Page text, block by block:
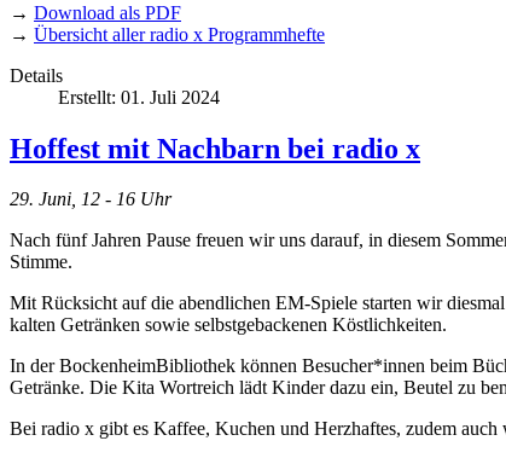
→ Download als PDF
→ Übersicht aller radio x Programmhefte
Details
Erstellt: 01. Juli 2024
Hoffest mit Nachbarn bei radio x
29. Juni, 12 - 16 Uhr
Nach fünf Jahren Pause freuen wir uns darauf, in diesem
Stimme.
Mit Rücksicht auf die abendlichen EM-Spiele starten wir
kalten Getränken sowie selbstgebackenen Köstlichkeiten.
In der BockenheimBibliothek können Besucher*innen beim
Getränke. Die Kita Wortreich lädt Kinder dazu ein, Beutel zu
Bei radio x gibt es Kaffee, Kuchen und Herzhaftes, zudem